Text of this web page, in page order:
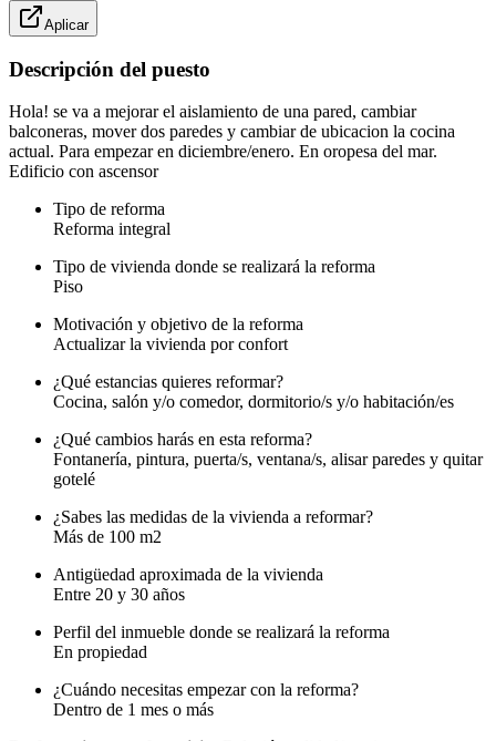
Aplicar
Descripción del puesto
Hola! se va a mejorar el aislamiento de una pared, cambiar
balconeras, mover dos paredes y cambiar de ubicacion la cocina
actual. Para empezar en diciembre/enero. En oropesa del mar.
Edificio con ascensor
Tipo de reforma
Reforma integral
Tipo de vivienda donde se realizará la reforma
Piso
Motivación y objetivo de la reforma
Actualizar la vivienda por confort
¿Qué estancias quieres reformar?
Cocina, salón y/o comedor, dormitorio/s y/o habitación/es
¿Qué cambios harás en esta reforma?
Fontanería, pintura, puerta/s, ventana/s, alisar paredes y quitar
gotelé
¿Sabes las medidas de la vivienda a reformar?
Más de 100 m2
Antigüedad aproximada de la vivienda
Entre 20 y 30 años
Perfil del inmueble donde se realizará la reforma
En propiedad
¿Cuándo necesitas empezar con la reforma?
Dentro de 1 mes o más